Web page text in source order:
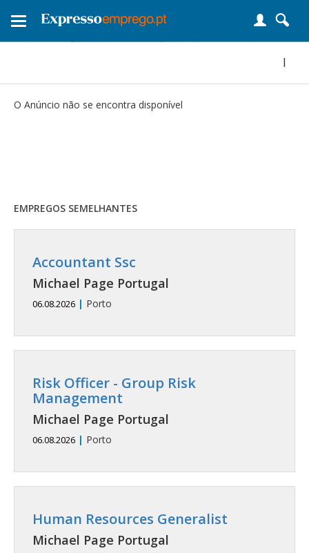
Toggle
|
O Anúncio não se encontra disponível
EMPREGOS SEMELHANTES
Accountant Ssc
Michael Page Portugal
06.08.2026 | Porto
Risk Officer - Group Risk
Management
Michael Page Portugal
06.08.2026 | Porto
Human Resources Generalist
Michael Page Portugal